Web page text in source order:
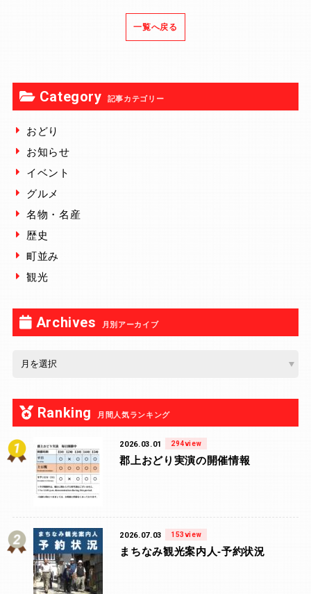
一覧へ戻る
Category 記事カテゴリー
おどり
お知らせ
イベント
グルメ
名物・名産
歴史
町並み
観光
Archives 月別アーカイブ
Ranking 月間人気ランキング
2026.03.01 294view
郡上おどり実演の開催情報
2026.07.03 153view
まちなみ観光案内人-予約状況